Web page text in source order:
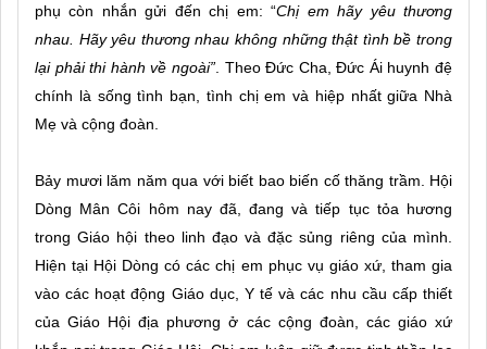
phụ còn nhắn gửi đến chị em: “Chị em hãy yêu thương
nhau. Hãy yêu thương nhau không những thật tình bề trong
lại phải thi hành về ngoài”. Theo Đức Cha, Đức Ái huynh đệ
chính là sống tình bạn, tình chị em và hiệp nhất giữa Nhà
Mẹ và cộng đoàn.
Bảy mươi lăm năm qua với biết bao biến cố thăng trầm. Hội
Dòng Mân Côi hôm nay đã, đang và tiếp tục tỏa hương
trong Giáo hội theo linh đạo và đặc sủng riêng của mình.
Hiện tại Hội Dòng có các chị em phục vụ giáo xứ, tham gia
vào các hoạt động Giáo dục, Y tế và các nhu cầu cấp thiết
của Giáo Hội địa phương ở các cộng đoàn, các giáo xứ